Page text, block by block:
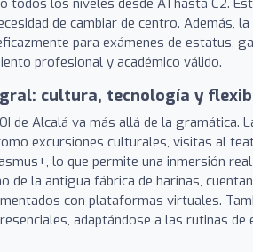
de cambiar de centro. Además,
para exámenes de estatus,
profesional y académico válido.
cultura, tecnología y
de Alcalá va más allá de la gramática.
excursiones culturales, visitas al
lo que permite una inmersión
de la antigua fábrica de harinas,
con plataformas virtuales.
adaptándose a las rutinas